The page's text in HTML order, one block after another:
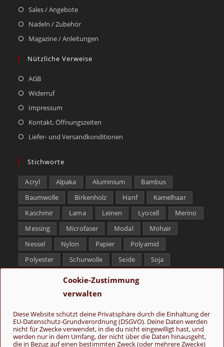
Cookie-Zustimmung
verwalten
Diese Website schützt deine Privatsphäre durch die Einhaltung der
EU-Datenschutz-Grundverordnung (DSGVO). Deine Daten werden
nicht für Zwecke verwendet, in die du nicht eingewilligt hast, und
werden nur in dem Umfang, der nicht über die Daten hinausgeht,
die in Bezug auf einen bestimmten Zweck (oder mehrere Zwecke)
Sales / Angebote
Nadeln / Zubehör
Magazine / Anleitungen
Nützliche Verweise
AGB
Widerruf
Impressum
Kontakt, Öffnungszeiten
Liefer- und Versandkonditionen
Stichworte
Acryl Alpaka Aluminium
Bambus
Baumwolle
Birkenholz Hanf
Kamelhaar
Kaschmir
Lama Leinen Lyocell
Merino
Messing
Microfaser Modal
Mohair
Nessel
Nylon Papier
Polyamid
Polyester
Schurwolle Seide
Soja
Tencel
Yak
Folge uns